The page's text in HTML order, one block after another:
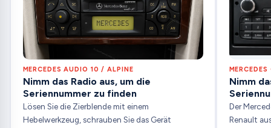
MERCEDES AUDIO 10 / ALPINE
Nimm das Radio aus, um die
Seriennummer zu finden
Lösen Sie die Zierblende mit einem
Hebelwerkzeug, schrauben Sie das Gerät
Nimm
Der
Renault